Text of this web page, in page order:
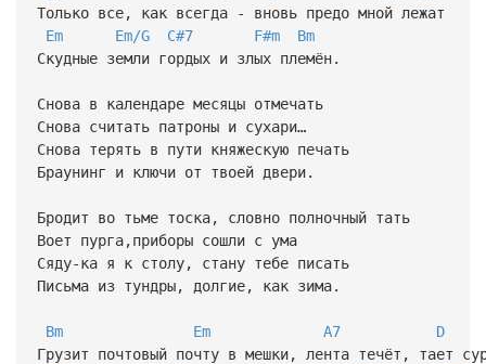
Только все, как всегда - вновь предо мной лежат
Em
Em/G C#7 F#m
Bm
Скудные земли гордых и злых племён.
Снова в календаре месяцы отмечать
Снова считать патроны и сухари…
Снова терять в пути княжескую печать
Браунинг и ключи от твоей двери.
Бродит во тьме тоска, словно полночный тать
Воет пурга,приборы сошли с ума
Сяду-ка я к столу, стану тебе писать
Письма из тундры, долгие, как зима.
Bm Em A7
D
Грузит почтовый почту в мешки, лента течёт, тает